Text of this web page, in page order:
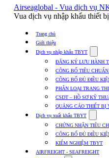
Airseaglobal - Vua dịch vụ
Vua dịch vụ nhập khẩu thiết
Trang chủ
Giới thiệu
Dịch vụ nhập khẩu TBYT
for
Dịch
vụ
nhập
khẩu
TBYT
ĐĂNG KÝ LƯU HÀNH
CÔNG BỐ TIÊU
CÔNG BỐ ĐỦ ĐIỀU
PHÂN LOẠI TRANG
CSDT – HỒ SƠ KỸ
QUẢNG CÁO THIẾT BỊ
Dịch vụ xuất khẩu TBYT
for
Dịch
vụ
xuất
CHỨNG NHẬN TIÊU
CÔNG BỐ ĐỦ ĐIỀU
KIỂM NGHIỆM TBYT
AIRFREIGHT - SEAFREIGHT